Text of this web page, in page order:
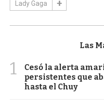
Lady Gaga
Las
1
Cesó la alerta
persistentes que
hasta el Chuy